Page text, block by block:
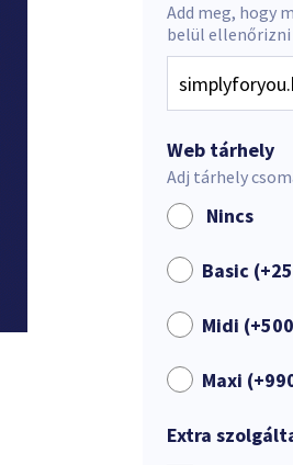
Add meg, hogy
belül ellenőrizni
Web tárhely
Adj tárhely
Nincs
Basic (+
Midi (+
Maxi (+
Extra